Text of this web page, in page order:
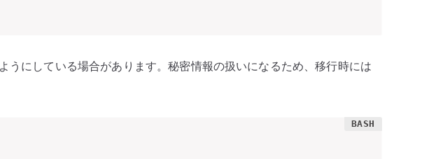
うにしている場合があります。秘密情報の扱いになるため、移行時には